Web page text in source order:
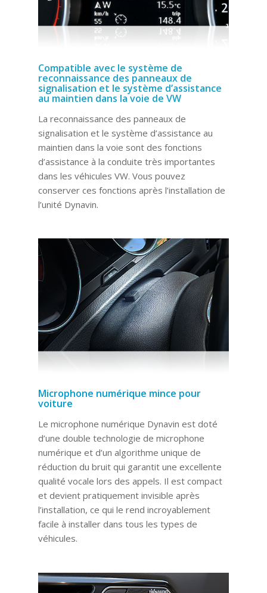
Compatible avec le système de
reconnaissance des panneaux de
signalisation et le système d’assistance
au maintien dans la voie de VW
La reconnaissance des panneaux de
signalisation et le système d’assistance au
maintien dans la voie sont des fonctions
d’assistance à la conduite très importantes
dans les véhicules VW. Vous pouvez
conserver ces fonctions après l’installation de
l’unité Dynavin.
Microphone numérique mince pour
voiture
Le microphone numérique Dynavin est doté
d’une double technologie de microphone
numérique et d’un algorithme unique de
réduction du bruit qui garantit une excellente
qualité vocale lors des appels. Il est compact
et devient pratiquement invisible après
l’installation, ce qui le rend incroyablement
facile à installer dans tous les types de
véhicules.